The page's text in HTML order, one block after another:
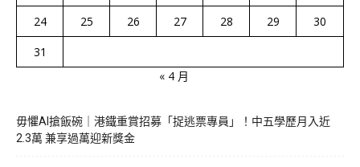
24
25 26 27 28 29
30
31
« 4 月
毋懼AI搶飯碗｜港鐵重賞招募「捉逃票專員」！中五學歷月入近
2.3萬 兼享過萬迎新獎金